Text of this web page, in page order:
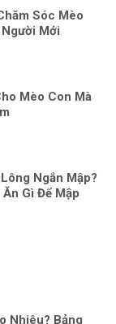
Sóc Mèo
Mới
Mèo Con Mà
Ngắn Mập?
Gì Để Mập
Nhiêu? Bảng